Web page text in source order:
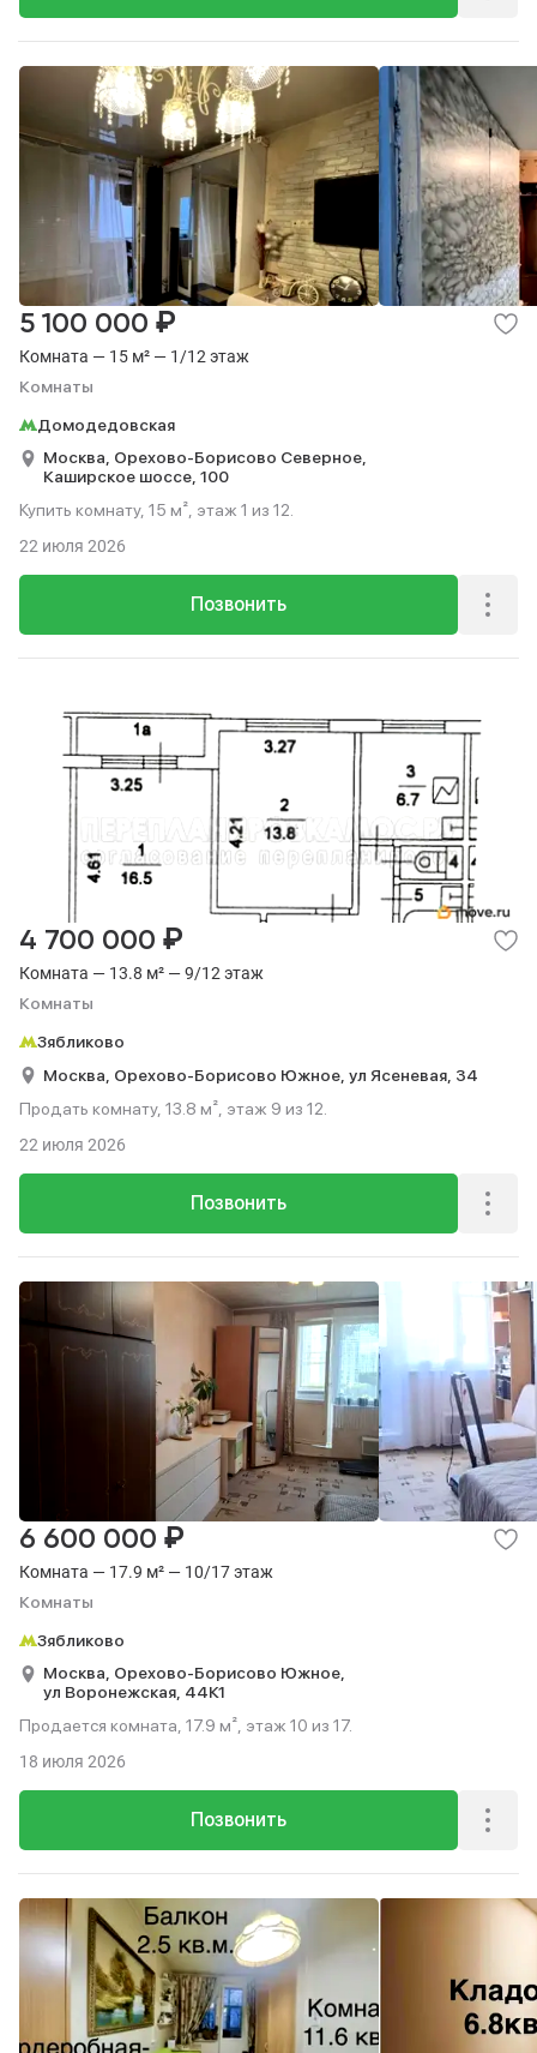
Комната — 15 м² — 1/12 этаж
Комнаты
5 100 000 ₽
Домодедовская
Москва, Орехово-Борисово Северное,
Каширское шоссе, 100
Купить комнату, 15 м², этаж 1 из 12.
Позвонить
22 июля 2026
Комната — 13.8 м² — 9/12 этаж
Комнаты
4 700 000 ₽
Зябликово
Москва, Орехово-Борисово Южное, ул Ясеневая, 34
Продать комнату, 13.8 м², этаж 9 из 12.
Позвонить
22 июля 2026
Комната — 17.9 м² — 10/17 этаж
Комнаты
6 600 000 ₽
Зябликово
Москва, Орехово-Борисово Южное,
ул Воронежская, 44К1
Продается комната, 17.9 м², этаж 10 из 17.
Позвонить
18 июля 2026